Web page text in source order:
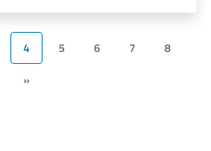
4 5 6 7
8
»